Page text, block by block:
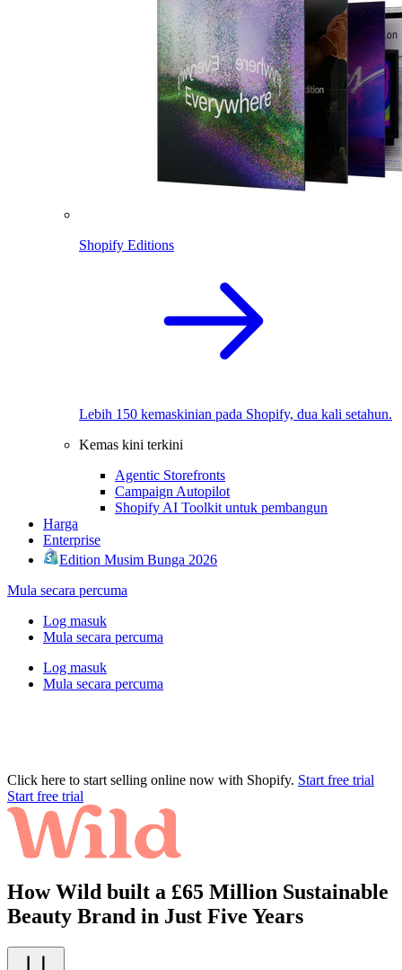
Shopify Editions
Lebih 150 kemaskinian pada Shopify, dua kali setahun.
Kemas kini terkini
Agentic Storefronts
Campaign Autopilot
Shopify AI Toolkit untuk pembangun
Harga
Enterprise
Edition Musim Bunga 2026
Mula secara percuma
Log masuk
Mula secara percuma
Log masuk
Mula secara percuma
Click here to start selling online now with Shopify. Start free trial
Start free trial
How Wild built a £65 Million Sustainable
Beauty Brand in Just Five Years